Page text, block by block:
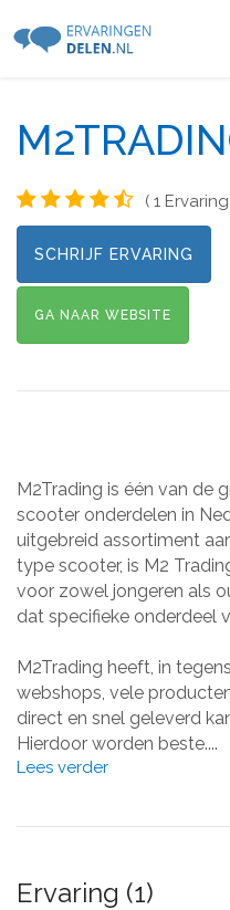
( 1
SCHRIJF ERVARING
GA NAAR WEBSITE
M2Trading is één van de
scooter onderdelen in
uitgebreid assortiment
type scooter, is M2
voor zowel jongeren als
dat specifieke onderdeel
M2Trading heeft, in
webshops, vele
direct en snel geleverd
Hierdoor worden beste....
Lees verder
Ervaring (1)